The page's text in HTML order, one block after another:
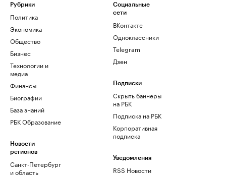
Рубрики
Политика
Экономика
Общество
Бизнес
Технологии и
медиа
Финансы
Биографии
База знаний
РБК Образование
Новости
регионов
Санкт-Петербург
и область
Социальные
сети
ВКонтакте
Одноклассники
Telegram
Дзен
Подписки
Скрыть баннеры
на РБК
Подписка на РБК
Корпоративная
подписка
Уведомления
RSS Новости